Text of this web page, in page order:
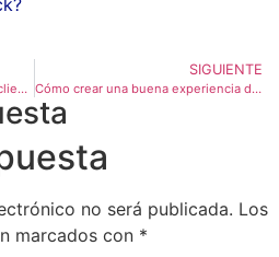
Las claves de la relación con los clientes a largo plazo
SIGUIENTE
Cómo crear una buena experiencia de compra
no será publicada. Los
marcados con *